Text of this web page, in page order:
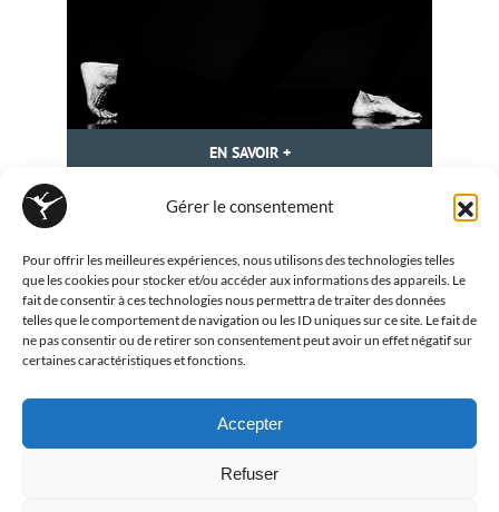
Gérer le consentement
Pour offrir les meilleures expériences, nous utilisons des technologies telles
que les cookies pour stocker et/ou accéder aux informations des appareils. Le
fait de consentir à ces technologies nous permettra de traiter des données
telles que le comportement de navigation ou les ID uniques sur ce site. Le fait de
ne pas consentir ou de retirer son consentement peut avoir un effet négatif sur
certaines caractéristiques et fonctions.
Accepter
Refuser
EN SAVOIR +
Sabaline Fournier
©2009- 2026 Atelier Dantza | Crédits photos : Atelier Dantza, Tonio
Modio | Tous droits réservés |Mentions légales - RGPD|Politique
des coookies
Conception & hébergement